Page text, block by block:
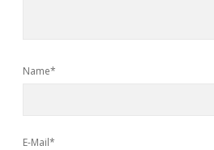
Name*
E-Mail*